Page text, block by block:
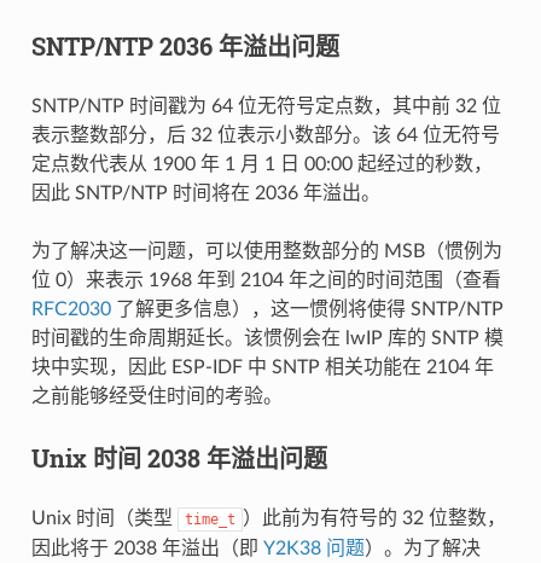
SNTP/NTP 2036 年溢出问题
SNTP/NTP 时间戳为 64 位无符号定点数，其中前 32 位
表示整数部分，后 32 位表示小数部分。该 64 位无符号
定点数代表从 1900 年 1 月 1 日 00:00 起经过的秒数，
因此 SNTP/NTP 时间将在 2036 年溢出。
为了解决这一问题，可以使用整数部分的 MSB（惯例为
位 0）来表示 1968 年到 2104 年之间的时间范围（查看
RFC2030了解更多信息），这一惯例将使得 SNTP/NTP
时间戳的生命周期延长。该惯例会在 lwIP 库的 SNTP 模
块中实现，因此 ESP-IDF 中 SNTP 相关功能在 2104 年
之前能够经受住时间的考验。
Unix 时间 2038 年溢出问题
Unix 时间（类型 time_t
）此前为有符号的 32 位整数，
因此将于 2038 年溢出（即 Y2K38 问题）。为了解决